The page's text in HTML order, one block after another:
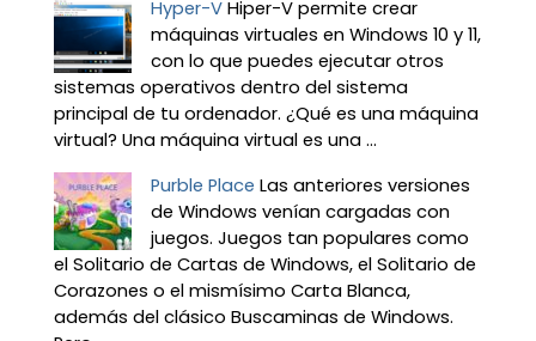
Hyper-V Hiper-V permite crear
máquinas virtuales en Windows 10 y 11,
con lo que puedes ejecutar otros
sistemas operativos dentro del sistema
principal de tu ordenador. ¿Qué es una máquina
virtual? Una máquina virtual es una ...
Purble Place Las anteriores versiones
de Windows venían cargadas con
juegos. Juegos tan populares como
el Solitario de Cartas de Windows, el Solitario de
Corazones o el mismísimo Carta Blanca,
además del clásico Buscaminas de Windows.